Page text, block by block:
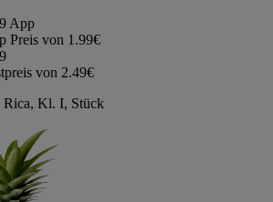
App
Preis von 1.99€
von 2.49€
Rica, Kl. I, Stück